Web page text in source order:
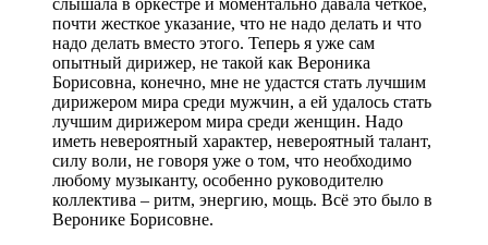
почти жесткое указание, что не надо делать и что
надо делать вместо этого. Теперь я уже сам
опытный дирижер, не такой как Вероника
Борисовна, конечно, мне не удастся стать лучшим
дирижером мира среди мужчин, а ей удалось стать
лучшим дирижером мира среди женщин. Надо
иметь невероятный характер, невероятный талант,
силу воли, не говоря уже о том, что необходимо
любому музыканту, особенно руководителю
коллектива – ритм, энергию, мощь. Всё это было в
Веронике Борисовне.